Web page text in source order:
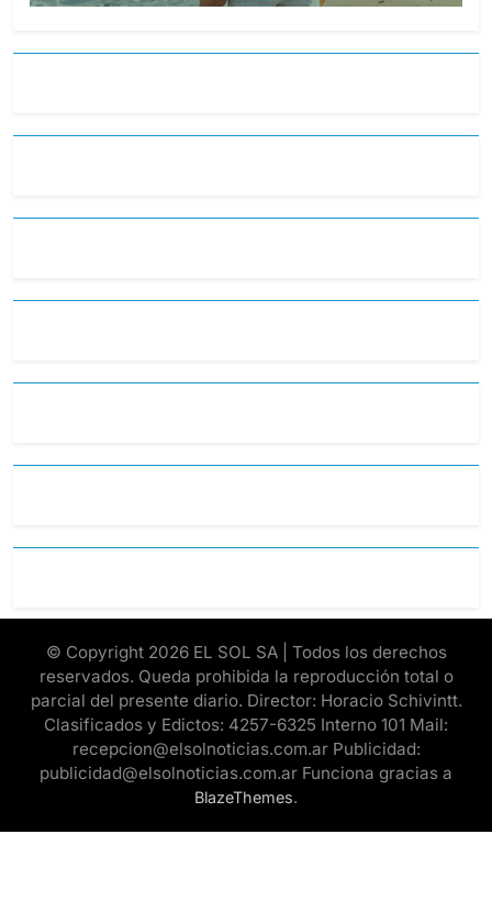
© Copyright 2026 EL SOL SA | Todos los derechos
reservados. Queda prohibida la reproducción total o
parcial del presente diario. Director: Horacio Schivintt.
Clasificados y Edictos: 4257-6325 Interno 101 Mail:
recepcion@elsolnoticias.com.ar Publicidad:
publicidad@elsolnoticias.com.ar Funciona gracias a
BlazeThemes.